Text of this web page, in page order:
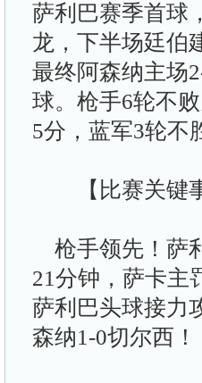
萨利巴赛季首球
龙，下半场廷伯
最终阿森纳主场
球。枪手6轮不
5分，蓝军3轮不
【比赛关键事
枪手领先！萨
21分钟，萨卡主
萨利巴头球接力
森纳1-0切尔西！